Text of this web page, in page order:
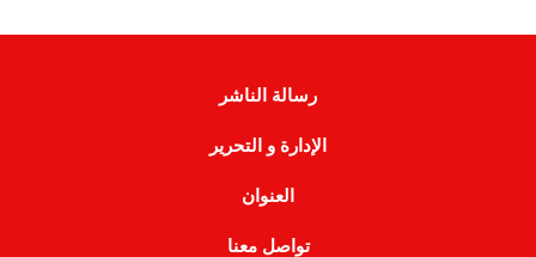
رسالة الناشر
الإدارة و التحرير
العنوان
تواصل معنا